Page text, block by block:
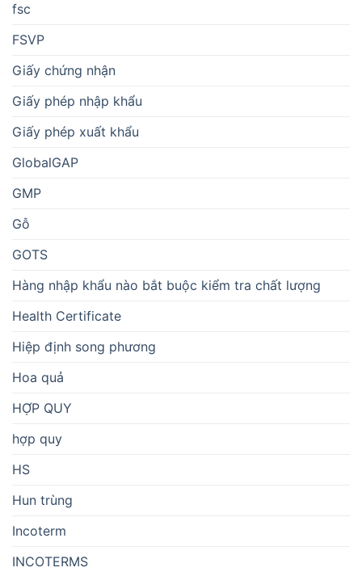
fsc
FSVP
Giấy chứng nhận
Giấy phép nhập khẩu
Giấy phép xuất khẩu
GlobalGAP
GMP
Gỗ
GOTS
Hàng nhập khẩu nào bắt buộc kiểm tra chất lượng
Health Certificate
Hiệp định song phương
Hoa quả
HỢP QUY
hợp quy
HS
Hun trùng
Incoterm
INCOTERMS